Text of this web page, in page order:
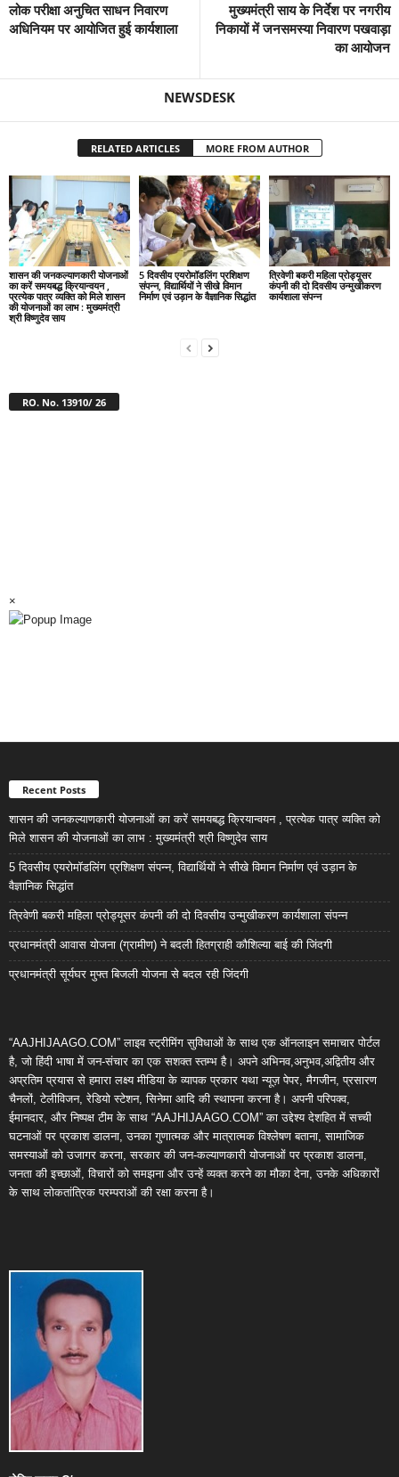
लोक परीक्षा अनुचित साधन निवारण
अधिनियम पर आयोजित हुई कार्यशाला
मुख्यमंत्री साय के निर्देश पर नगरीय
निकायों में जनसमस्या निवारण पखवाड़ा
का आयोजन
NEWSDESK
RELATED ARTICLES MORE FROM AUTHOR
शासन की जनकल्याणकारी योजनाओं
का करें समयबद्ध क्रियान्वयन ,
प्रत्येक पात्र व्यक्ति को मिले शासन
की योजनाओं का लाभ : मुख्यमंत्री
श्री विष्णुदेव साय
5 दिवसीय एयरोमॉडलिंग प्रशिक्षण
संपन्न, विद्यार्थियों ने सीखे विमान
निर्माण एवं उड़ान के वैज्ञानिक सिद्धांत
त्रिवेणी बकरी महिला प्रोड्यूसर
कंपनी की दो दिवसीय उन्मुखीकरण
कार्यशाला संपन्न
RO. No. 13910/ 26
×
Recent Posts
शासन की जनकल्याणकारी योजनाओं का करें समयबद्ध क्रियान्वयन , प्रत्येक पात्र व्यक्ति को
मिले शासन की योजनाओं का लाभ : मुख्यमंत्री श्री विष्णुदेव साय
5 दिवसीय एयरोमॉडलिंग प्रशिक्षण संपन्न, विद्यार्थियों ने सीखे विमान निर्माण एवं उड़ान के
वैज्ञानिक सिद्धांत
त्रिवेणी बकरी महिला प्रोड्यूसर कंपनी की दो दिवसीय उन्मुखीकरण कार्यशाला संपन्न
प्रधानमंत्री आवास योजना (ग्रामीण) ने बदली हितग्राही कौशिल्या बाई की जिंदगी
प्रधानमंत्री सूर्यघर मुफ्त बिजली योजना से बदल रही जिंदगी
“AAJHIJAAGO.COM” लाइव स्ट्रीमिंग सुविधाओं के साथ एक ऑनलाइन समाचार पोर्टल
है, जो हिंदी भाषा में जन-संचार का एक सशक्त स्तम्भ है। अपने अभिनव,अनुभव,अद्वितीय और
अप्रतिम प्रयास से हमारा लक्ष्य मीडिया के व्यापक प्रकार यथा न्यूज़ पेपर, मैगजीन, प्रसारण
चैनलों, टेलीविजन, रेडियो स्टेशन, सिनेमा आदि की स्थापना करना है। अपनी परिपक्व,
ईमानदार, और निष्पक्ष टीम के साथ “AAJHIJAAGO.COM” का उद्देश्य देशहित में सच्ची
घटनाओं पर प्रकाश डालना, उनका गुणात्मक और मात्रात्मक विश्लेषण बताना, सामाजिक
समस्याओं को उजागर करना, सरकार की जन-कल्याणकारी योजनाओं पर प्रकाश डालना,
जनता की इच्छाओं, विचारों को समझना और उन्हें व्यक्त करने का मौका देना, उनके अधिकारों
के साथ लोकतांत्रिक परम्पराओं की रक्षा करना है।